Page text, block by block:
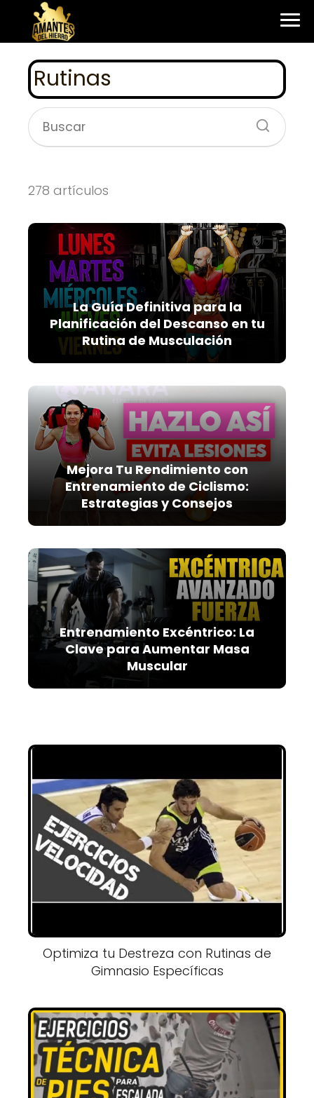
Rutinas
278 artículos
La Guía Definitiva para la
Planificación del Descanso en tu
Rutina de Musculación
Mejora Tu Rendimiento con
Entrenamiento de Ciclismo:
Estrategias y Consejos
Entrenamiento Excéntrico: La
Clave para Aumentar Masa
Muscular
Optimiza tu Destreza con Rutinas de
Gimnasio Específicas